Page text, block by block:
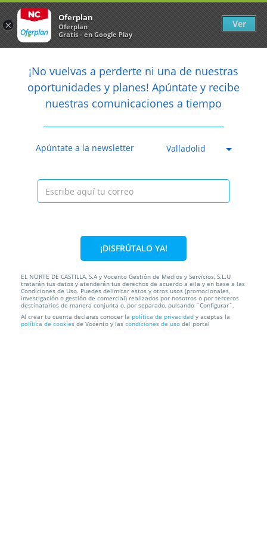

Caducada
Anterior
14,49€
Organizador doble plástico resistente
Recogida en Tienda GRATIS o Envío a domicilio
arrow_back Newsletter
¡No vuelvas a perderte ni una de nuestras
oportunidades y planes! Apúntate y recibe
nuestras comunicaciones a tiempo
Apúntate a la newsletter Valladolid
¡DISFRÚTALO YA!
EL NORTE DE CASTILLA, S.A y Vocento Gestión de Medios y Servicios, S.L.U
tratarán tus datos y atenderán tus derechos de acuerdo a ella y en base a las
Condiciones de Uso. Puedes delimitar estos y otros usos (promocionales,
investigación o gestión de comercial) realizados por nosotros o por terceros
destinatarios de manera conjunta o, por separado, pulsando ¨Configurar¨.
Al crear tu cuenta declaras conocer la política de privacidad y aceptas la
política de cookies de Vocento y las condiciones de uso del portal
×
Oferplan
Oferplan
Gratis - en Google Play
Ver